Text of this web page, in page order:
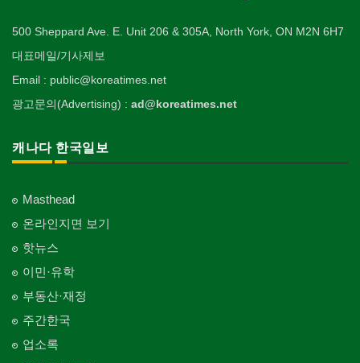
500 Sheppard Ave. E. Unit 206 & 305A, North York, ON M2N 6H7
대표메일/기사제보
Email : public@koreatimes.net
광고문의(Advertising) : ad@koreatimes.net
캐나다 한국일보
Masthead
온라인지면 보기
핫뉴스
이민·유학
부동산·재정
주간한국
업소록